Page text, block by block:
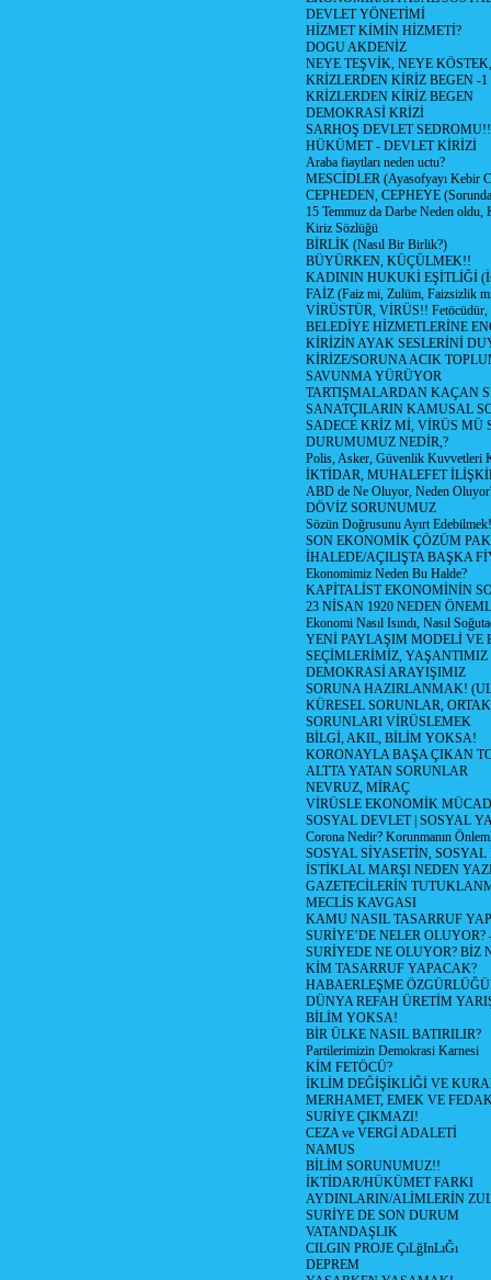
DEVLET YÖNETİMİ
HİZMET KİMİN HİZMETİ?
DOGU AKDENİZ
NEYE TEŞVİK, NEYE
KRİZLERDEN KİRİZ BEGEN -1
KRİZLERDEN KİRİZ BEGEN
DEMOKRASİ KRİZİ
SARHOŞ DEVLET SEDROMU!!
HÜKÜMET - DEVLET KİRİZİ
Araba fiaytları neden uctu?
MESCİDLER (Ayasofyayı Kebir
CEPHEDEN, CEPHEYE
15 Temmuz da Darbe Neden oldu,
Kiriz Sözlüğü
BİRLİK (Nasıl Bir Birlik?)
BÜYÜRKEN, KÜÇÜLMEK!!
KADININ HUKUKİ EŞİTLİĞİ
FAİZ (Faiz mi, Zulüm, Faizsizlik
VİRÜSTÜR, VİRÜS!! Fetöcüdür,
BELEDİYE HİZMETLERİNE
KİRİZİN AYAK SESLERİNİ
KİRİZE/SORUNA ACIK
SAVUNMA YÜRÜYOR
TARTIŞMALARDAN KAÇAN
SANATÇILARIN KAMUSAL
SADECE KRİZ Mİ, VİRÜS MÜ
DURUMUMUZ NEDİR,?
Polis, Asker, Güvenlik Kuvvetleri
İKTİDAR, MUHALEFET
ABD de Ne Oluyor, Neden
DÖVİZ SORUNUMUZ
Sözün Doğrusunu Ayırt Edebilmek!
SON EKONOMİK ÇÖZÜM
İHALEDE/AÇILIŞTA BAŞKA
Ekonomimiz Neden Bu Halde?
KAPİTALİST EKONOMİNİN
23 NİSAN 1920 NEDEN
Ekonomi Nasıl Isındı, Nasıl
YENİ PAYLAŞIM MODELİ VE
SEÇİMLERİMİZ, YAŞANTIMIZ
DEMOKRASİ ARAYIŞIMIZ
SORUNA HAZIRLANMAK!
KÜRESEL SORUNLAR,
SORUNLARI VİRÜSLEMEK
BİLGİ, AKIL, BİLİM YOKSA!
KORONAYLA BAŞA ÇIKAN
ALTTA YATAN SORUNLAR
NEVRUZ, MİRAÇ
VİRÜSLE EKONOMİK
SOSYAL DEVLET | SOSYAL
Corona Nedir? Korunmanın
SOSYAL SİYASETİN,
İSTİKLAL MARŞI NEDEN
GAZETECİLERİN
MECLİS KAVGASI
KAMU NASIL TASARRUF
SURİYE’DE NELER OLUYOR?
SURİYEDE NE OLUYOR? BİZ
KİM TASARRUF YAPACAK?
HABAERLEŞME
DÜNYA REFAH ÜRETİM
BİLİM YOKSA!
BİR ÜLKE NASIL BATIRILIR?
Partilerimizin Demokrasi Karnesi
KİM FETÖCÜ?
İKLİM DEĞİŞİKLİĞİ VE
MERHAMET, EMEK VE
SURİYE ÇIKMAZI!
CEZA ve VERGİ ADALETİ
NAMUS
BİLİM SORUNUMUZ!!
İKTİDAR/HÜKÜMET FARKI
AYDINLARIN/ALİMLERİN
SURİYE DE SON DURUM
VATANDAŞLIK
CILGIN PROJE ÇıLğInLıĞı
DEPREM